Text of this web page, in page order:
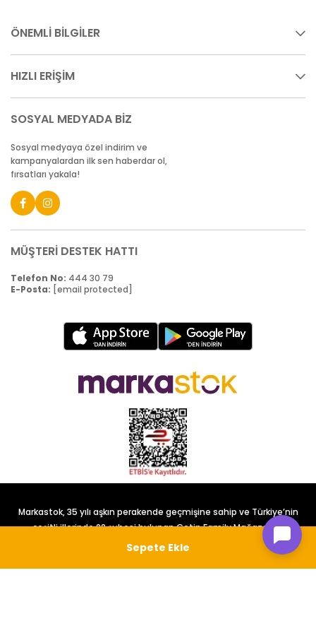
ÖNEMLİ BİLGİLER
HIZLI ERİŞİM
SOSYAL MEDYADA BİZ
Sosyal medyaya özel indirim ve
kampanyalardan ilk sen haberdar ol,
fırsatları yakala!
MÜŞTERİ DESTEK HATTI
Telefon No: 444 30 79
E-Posta: [email protected]
Markastok, 35 yılı aşkın perakende geçmişine sahip ve Türkiye’nin
çeşitli illerinde 22 şubesi bulunan Çetin Family Mağazacılık
tarafından kurulmuştur.